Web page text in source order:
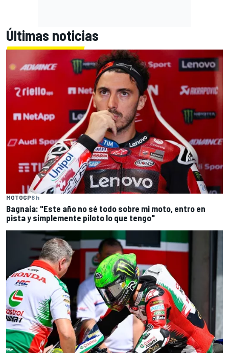
Últimas noticias
MOTOGP8 h
Bagnaia: "Este año no sé todo sobre mi moto, entro en
pista y simplemente piloto lo que tengo"